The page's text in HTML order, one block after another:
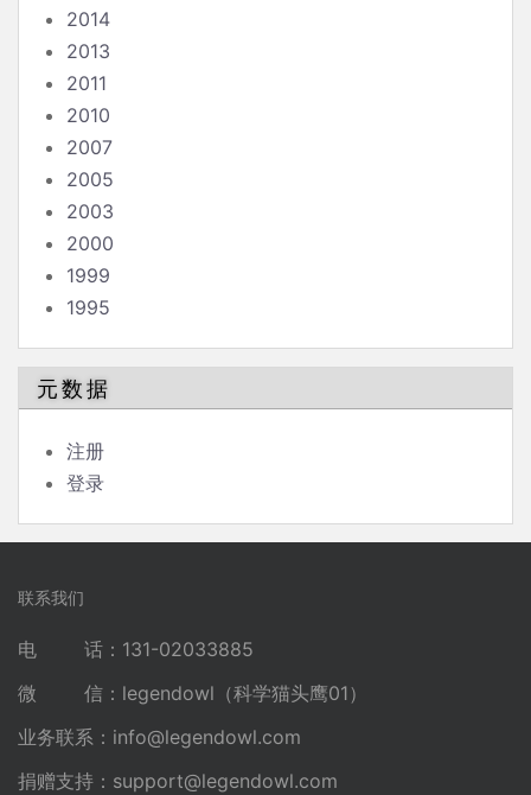
2014
2013
2011
2010
2007
2005
2003
2000
1999
1995
元数据
注册
登录
联系我们
电 话：131-02033885
微 信：legendowl（科学猫头鹰01）
业务联系： info@legendowl.com
捐赠支持： support@legendowl.com